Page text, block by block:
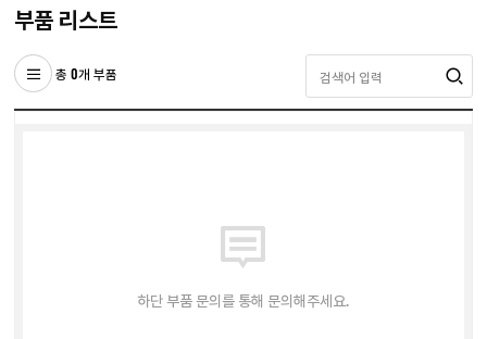
부품 리스트
총 0개 부품
하단 부품 문의를 통해 문의해주세요.